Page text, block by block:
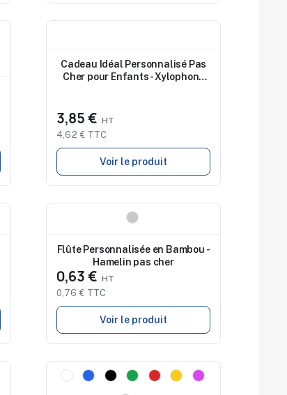
Cadeau Idéal Personnalisé Pas
Cher pour Enfants - Xylophone
3,85 €
4,62 € TTC
Voir le produit
Flûte Personnalisée en Bambou -
Hamelin pas cher
0,63 €
0,76 € TTC
Voir le produit
Nouveau